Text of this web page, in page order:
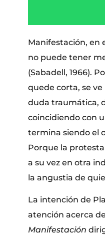
Manifestación, en
no puede tener
(Sabadell, 1966).
quede corta, se
duda traumática,
coincidiendo con
termina siendo el
Porque la
a su vez en otra
la angustia de
La intención de
atención acerca
Manifestación